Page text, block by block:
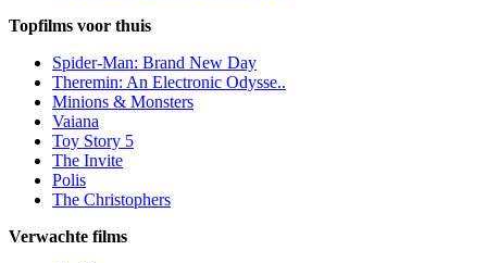
Topfilms voor thuis
Spider-Man: Brand New Day
Theremin: An Electronic Odysse..
Minions & Monsters
Vaiana
Toy Story 5
The Invite
Polis
The Christophers
Verwachte films